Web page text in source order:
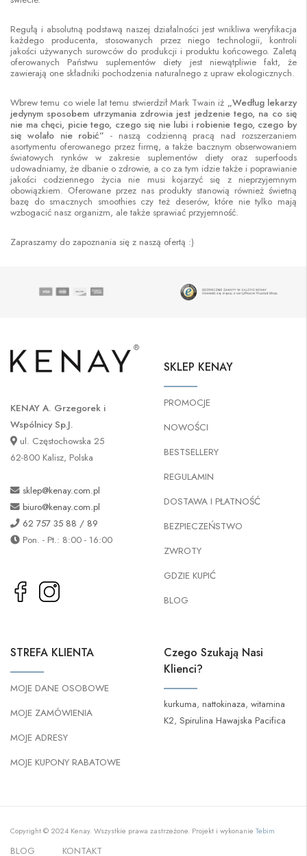
Regułą i absolutną podstawą naszej działalności jest wnikliwa weryfikacja
każdego producenta, stosowanych przez niego technologii, kontroli
jakości używanych surowców do produkcji i produktu końcowego. Zaletą
oferowanych Państwu suplementów diety jest niewątpliwie fakt, że
zawierają one składniki pochodzenia naturalnego z upraw ekologicznych.
Wbrew temu co wiele lat temu stwierdził Mark Twain iż „Według lekarzy
jedynym sposobem utrzymania zdrowia jest jedzenie tego, na co się
nie ma chęci, picie tego, czego się nie lubi i robienie tego, czego by
się wolało nie robić”- naszą codzienną pracą nad rozszerzaniem
asortymentu oferowanego przez firmę, a także bacznym obserwowaniem
światowych rynków w zakresie suplementów diety oraz superfoods
udowadniamy, że dbanie o zdrowie, a co za tym idzie także i poprawianie
jakości codziennego życia nie musi kojarzyć się z nieprzyjemnym
obowiązkiem. Oferowane przez nas produkty stanowią również świetną
bazę do smacznych smoothies czy też deserów, które nie tylko mają
wzbogacić nasz organizm, ale także sprawiać przyjemność.
Zapraszamy do zapoznania się z naszą ofertą :)
KENAY A. Grzegorek i
Wspólnicy Sp.J.
ul. Częstochowska 25
62-800 Kalisz, Polska
sklep@kenay.com.pl
biuro@kenay.com.pl
62 757 35 88 / 89
Pon. - Pt.: 8:00 - 16:00
SKLEP KENAY
PROMOCJE
NOWOŚCI
BESTSELLERY
REGULAMIN
DOSTAWA I PŁATNOŚĆ
BEZPIECZEŃSTWO
ZWROTY
GDZIE KUPIĆ
BLOG
STREFA KLIENTA
MOJE DANE OSOBOWE
MOJE ZAMÓWIENIA
MOJE ADRESY
MOJE KUPONY RABATOWE
Czego Szukają Nasi
Klienci?
kurkuma, nattokinaza, witamina
K2, Spirulina Hawajska Pacifica
Copyright © 2024 Kenay. Wszystkie prawa zastrzeżone. Projekt i wykonanie Tebim
BLOG KONTAKT